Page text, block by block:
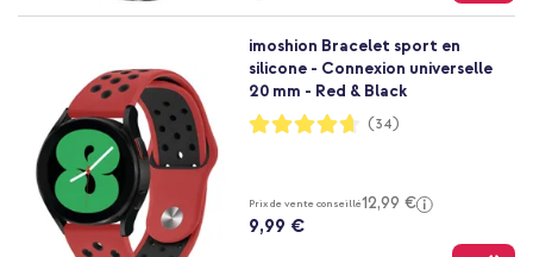
imoshion Bracelet sport en
silicone - Connexion universelle
20 mm - Red & Black
Notation:
(34)
Prix de vente conseillé12,99 €
9,99 €